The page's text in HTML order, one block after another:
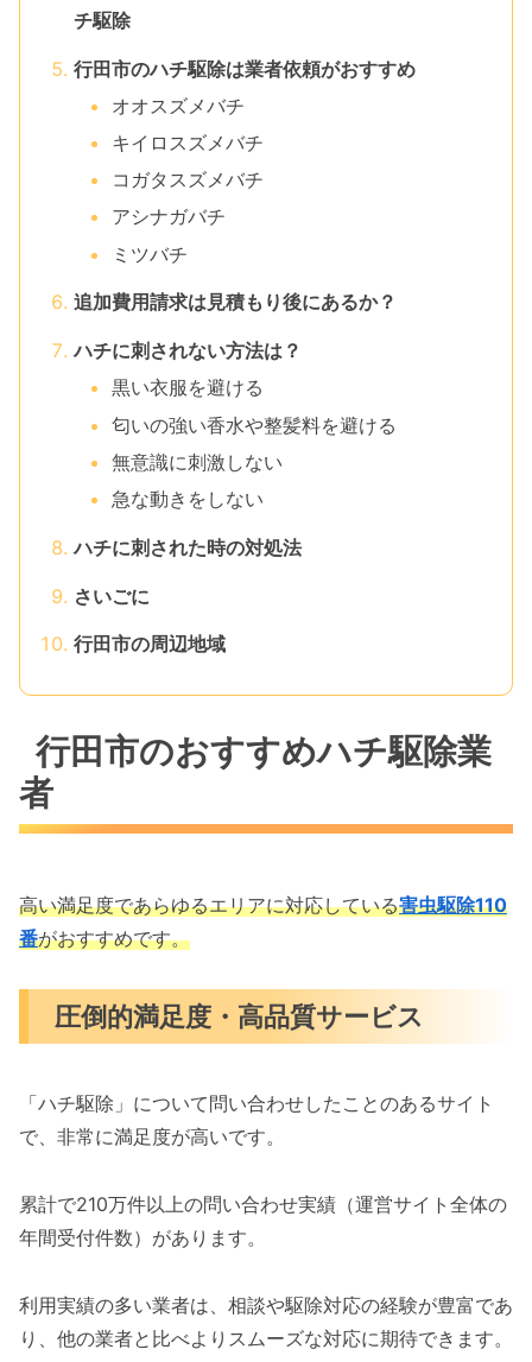
チ駆除
行田市のハチ駆除は業者依頼がおすすめ
オオスズメバチ
キイロスズメバチ
コガタスズメバチ
アシナガバチ
ミツバチ
追加費用請求は見積もり後にあるか？
ハチに刺されない方法は？
黒い衣服を避ける
匂いの強い香水や整髪料を避ける
無意識に刺激しない
急な動きをしない
ハチに刺された時の対処法
さいごに
行田市の周辺地域
行田市のおすすめハチ駆除業
者
高い満足度であらゆるエリアに対応している害虫駆除110
番がおすすめです。
圧倒的満足度・高品質サービス
「ハチ駆除」について問い合わせしたことのあるサイト
で、非常に満足度が高いです。
累計で210万件以上の問い合わせ実績（運営サイト全体の
年間受付件数）があります。
利用実績の多い業者は、相談や駆除対応の経験が豊富であ
り、他の業者と比べよりスムーズな対応に期待できます。